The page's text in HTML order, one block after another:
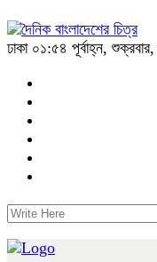
ঢাকা ০১:৫৪ পূর্বাহ্ন,